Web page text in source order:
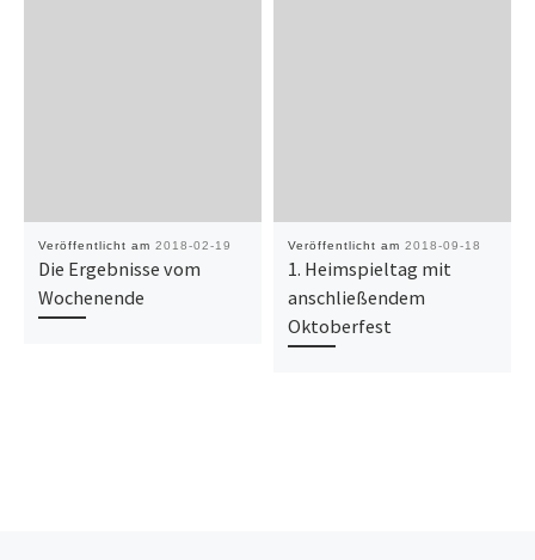
Veröffentlicht am 2018-02-19
Die Ergebnisse vom
Wochenende
Veröffentlicht am 2018-09-18
1. Heimspieltag mit
anschließendem
Oktoberfest